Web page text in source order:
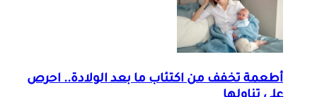
أطعمة تخفف من اكتئاب ما بعد الولادة.. احرص